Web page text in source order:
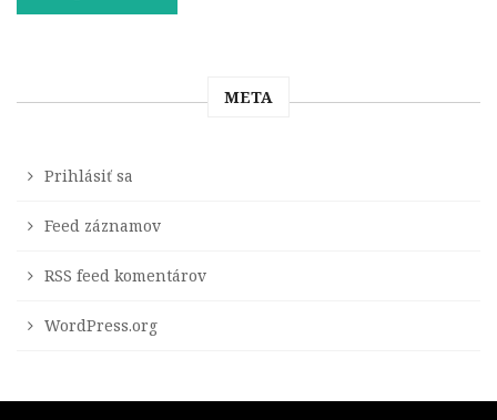
META
Prihlásiť sa
Feed záznamov
RSS feed komentárov
WordPress.org